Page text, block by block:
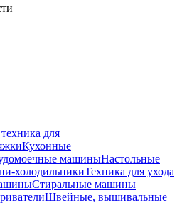
для
Кухонные
машиныНастольные
холодильникиТехника для ухода
Стиральные машины
Швейные, вышивальные